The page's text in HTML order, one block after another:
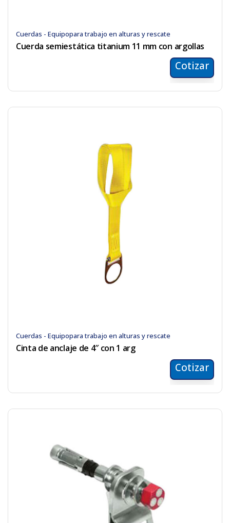
Cuerdas - Equipopara trabajo en alturas y rescate
Cuerda semiestática titanium 11 mm con argollas
Cotizar
Cuerdas - Equipopara trabajo en alturas y rescate
Cinta de anclaje de 4″ con 1 arg
Cotizar